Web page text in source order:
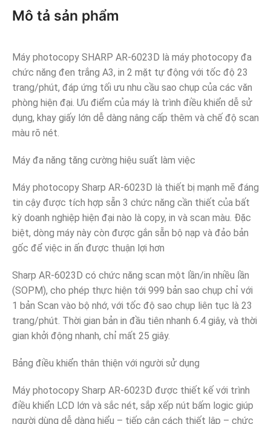
Mô tả sản phẩm
Máy photocopy SHARP AR-6023D là máy photocopy đa
chức năng đen trắng A3, in 2 mặt tự động với tốc độ 23
trang/phút, đáp ứng tối ưu nhu cầu sao chụp của các văn
phòng hiện đại. Ưu điểm của máy là trình điều khiển dễ sử
dụng, khay giấy lớn dễ dàng nâng cấp thêm và chế độ scan
màu rõ nét.
Máy đa năng tăng cường hiệu suất làm việc
Máy photocopy Sharp AR-6023D là thiết bị mạnh mẽ đáng
tin cậy được tích hợp sẵn 3 chức năng cần thiết của bất
kỳ doanh nghiệp hiện đại nào là copy, in và scan màu. Đặc
biệt, dòng máy này còn được gắn sẵn bộ nạp và đảo bản
gốc để việc in ấn được thuận lợi hơn
Sharp AR-6023D có chức năng scan một lần/in nhiều lần
(SOPM), cho phép thực hiện tới 999 bản sao chụp chỉ với
1 bản Scan vào bộ nhớ, với tốc độ sao chụp liên tục là 23
trang/phút. Thời gian bản in đầu tiên nhanh 6.4 giây, và thời
gian khởi động nhanh, chỉ mất 25 giây.
Bảng điều khiển thân thiện với người sử dụng
Máy photocopy Sharp AR-6023D được thiết kế với trình
điều khiển LCD lớn và sắc nét, sắp xếp nút bấm logic giúp
người dùng dễ dàng hiểu – tiếp cận cách thiết lập – chức